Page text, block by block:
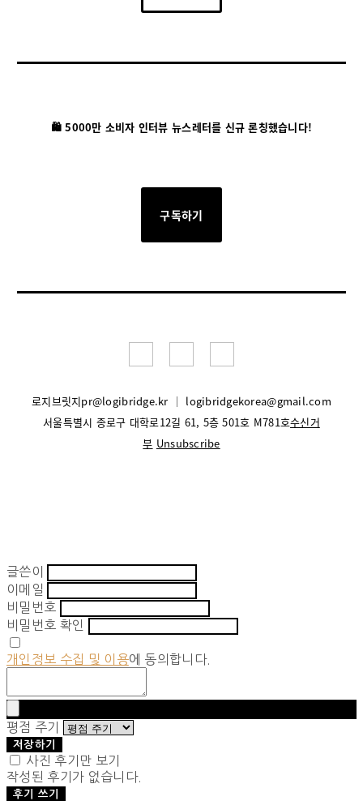
🛍️ 5000만 소비자 인터뷰 뉴스레터를 신규 론칭했습니다!
구독하기
로지브릿지pr@logibridge.kr │ logibridgekorea@gmail.com
서울특별시 종로구 대학로12길 61, 5층 501호 M781호수신거
부 Unsubscribe
글쓴이
이메일
비밀번호
비밀번호 확인
개인정보 수집 및 이용에 동의합니다.
평점 주기
저장하기
사진 후기만 보기
작성된 후기가 없습니다.
후기 쓰기